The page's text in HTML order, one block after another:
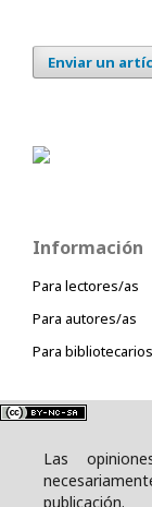
Enviar un
Información
Para lectores/as
Para autores/as
Para
Las
publicación.